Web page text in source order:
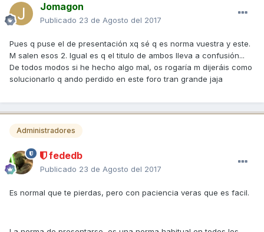
Jomagon
Publicado 23 de Agosto del 2017
Pues q puse el de presentación xq sé q es norma vuestra y este.
M salen esos 2. Igual es q el titulo de ambos lleva a confusión...
De todos modos si he hecho algo mal, os rogaría m dijeráis como
solucionarlo q ando perdido en este foro tran grande jaja
Administradores
fededb
Publicado 23 de Agosto del 2017
Es normal que te pierdas, pero con paciencia veras que es facil.